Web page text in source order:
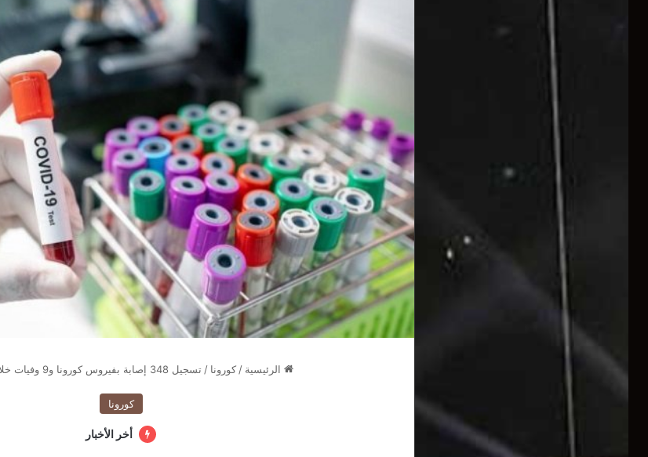
الرئيسية / كورونا / تسجيل 348 إصابة بفيروس كورونا و9 وفيات خلال 24 ساعة
كورونا
أخر الأخبار